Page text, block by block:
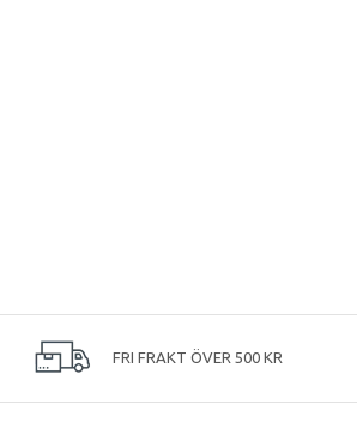
FRI FRAKT ÖVER 500 KR